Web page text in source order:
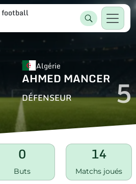
football
Algérie
AHMED MANCER
DÉFENSEUR 5
0
Buts
14
Matchs joués